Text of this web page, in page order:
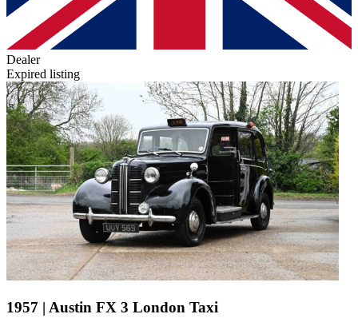
Dealer
Expired listing
1957 | Austin FX 3 London Taxi